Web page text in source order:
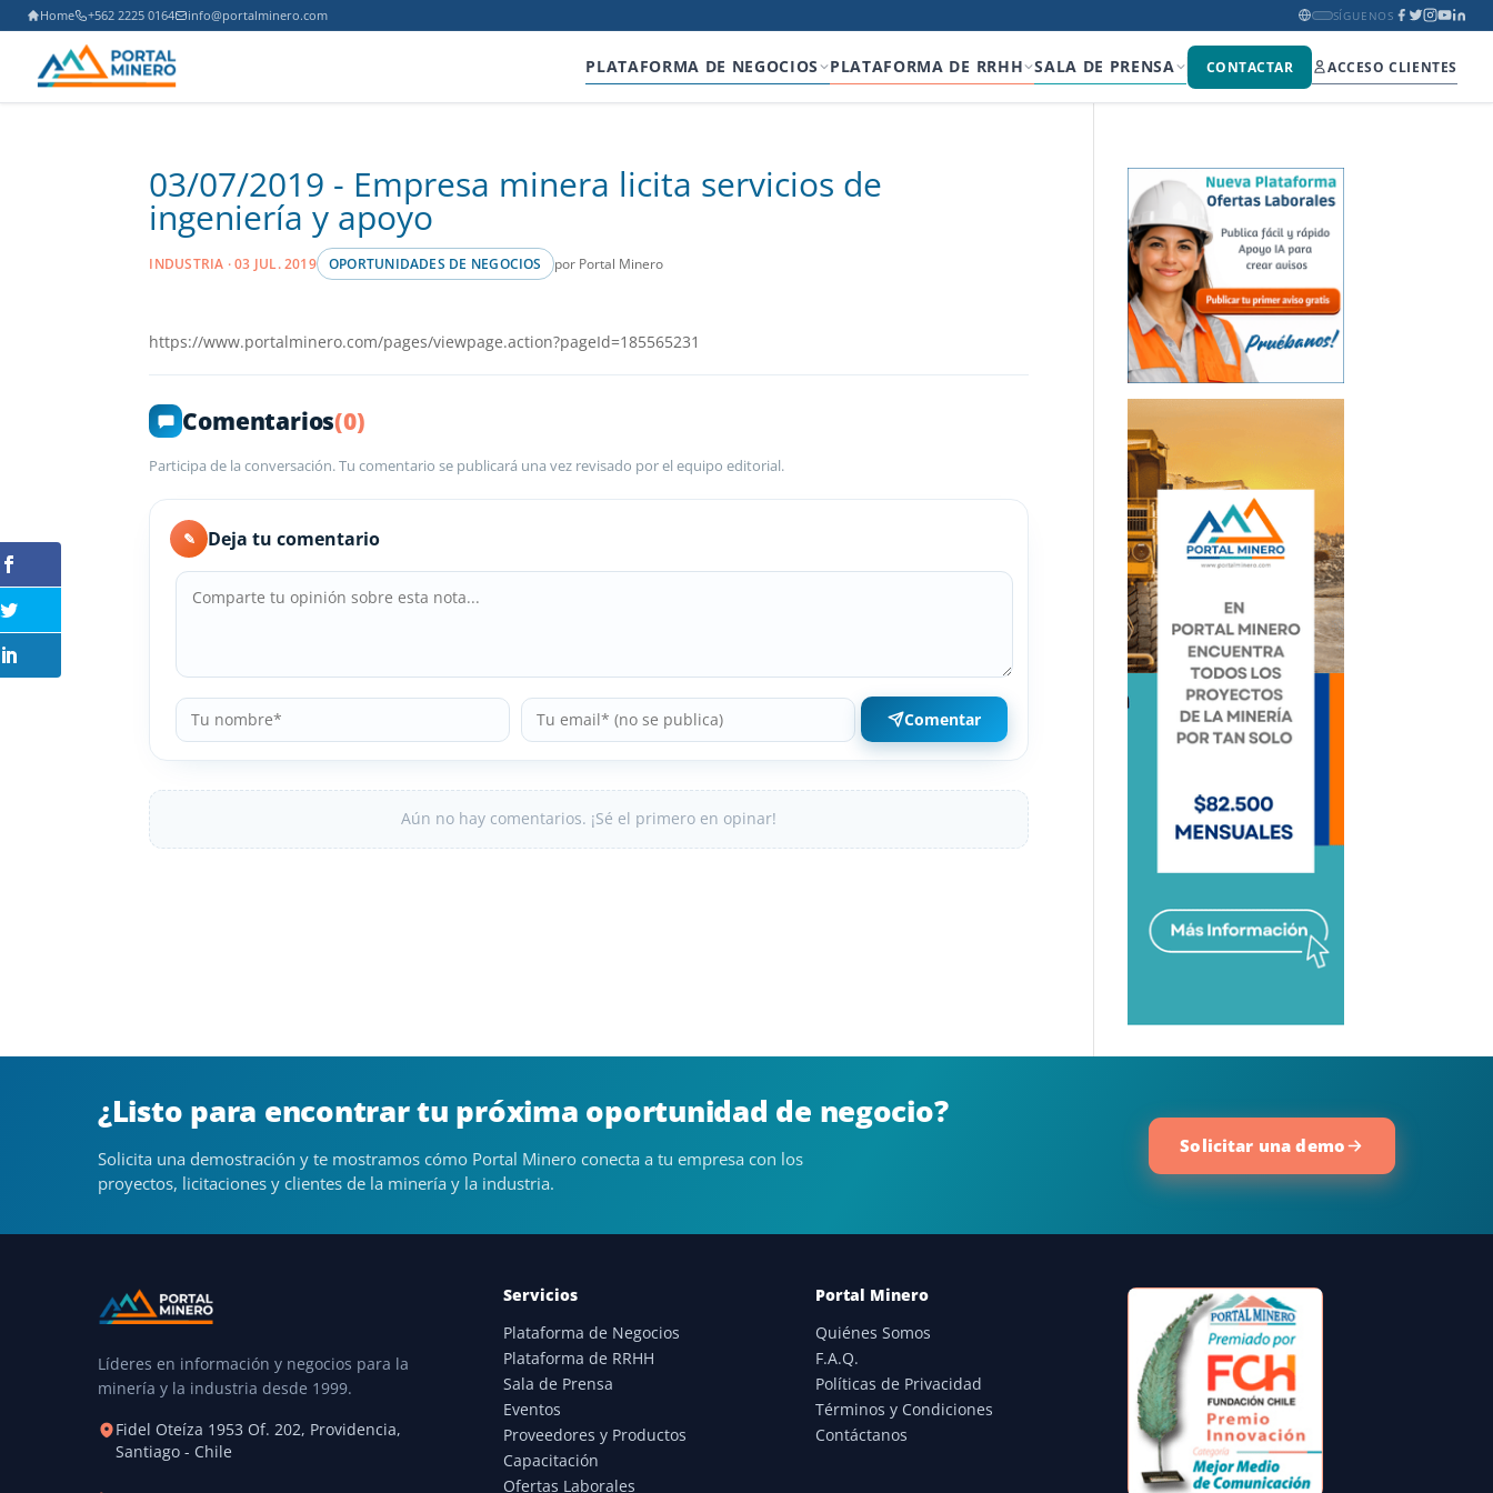
Home +562 2225 0164 info@portalminero.com SÍGUENOS
PLATAFORMA DE NEGOCIOS PLATAFORMA DE RRHH SALA DE PRENSA CONTACTAR ACCESO CLIENTES
03/07/2019 - Empresa minera licita servicios de
ingeniería y apoyo
INDUSTRIA · 03 JUL. 2019 OPORTUNIDADES DE NEGOCIOS por Portal Minero
https://www.portalminero.com/pages/viewpage.action?pageId=185565231
Comentarios(0)
Participa de la conversación. Tu comentario se publicará una vez revisado por el equipo editorial.
✎ Deja tu comentario
Comentar
Aún no hay comentarios. ¡Sé el primero en opinar!
¿Listo para encontrar tu próxima oportunidad de negocio?
Solicita una demostración y te mostramos cómo Portal Minero conecta a tu empresa con los
proyectos, licitaciones y clientes de la minería y la industria.
Solicitar una demo
Líderes en información y negocios para la
minería y la industria desde 1999.
Fidel Oteíza 1953 Of. 202, Providencia,
Santiago - Chile
Servicios
Plataforma de Negocios
Plataforma de RRHH
Sala de Prensa
Eventos
Proveedores y Productos
Capacitación
Ofertas Laborales
Portal Minero
Quiénes Somos
F.A.Q.
Políticas de Privacidad
Términos y Condiciones
Contáctanos